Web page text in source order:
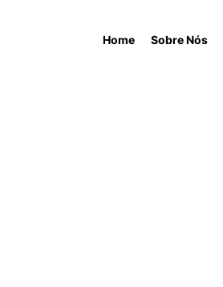
Home Sobre Nós